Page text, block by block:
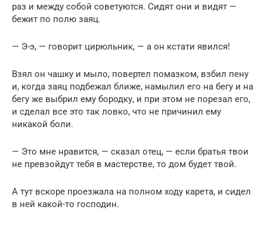
раз и между собой советуются. Сидят они и видят —
бежит по полю заяц.
— Э-э, — говорит цирюльник, — а он кстати явился!
Взял он чашку и мыло, повертел помазком, взбил пену
и, когда заяц подбежал ближе, намылил его на бегу и на
бегу же выбрил ему бородку, и при этом не порезал его,
и сделал все это так ловко, что не причинил ему
никакой боли.
— Это мне нравится, — сказал отец, — если братья твои
не превзойдут тебя в мастерстве, то дом будет твой.
А тут вскоре проезжала на полном ходу карета, и сидел
в ней какой-то господин.